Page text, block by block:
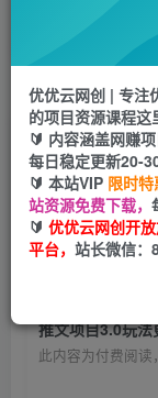
站长V：
首页 中创网 正文
推文项目3.0
能出单，新手
优优云网创
2年前更新
此内容为付费阅
优优云网创 | 专注
的项目资源课程这
🔰 内容涵盖网赚
每日稳定更新20-
🔰 本站VIP 限时特
站资源免费下载，
🔰 优优云网创开
平台， 站长微信：